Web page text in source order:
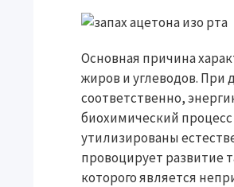
Основная причина
жиров и углеводов. При
соответственно,
биохимический
утилизированы
провоцирует развитие
которого является